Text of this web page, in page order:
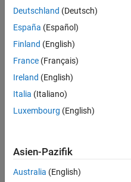
können
die
Suchkriterien
weiter
fassen
oder
alle
Stellenangebote
anzeigen .
noch
keine
Deutschland (Deutsch)
España (Español)
Finland (English)
France (Français)
Ireland (English)
Italia (Italiano)
Luxembourg (English)
Asien-Pazifik
Australia (English)